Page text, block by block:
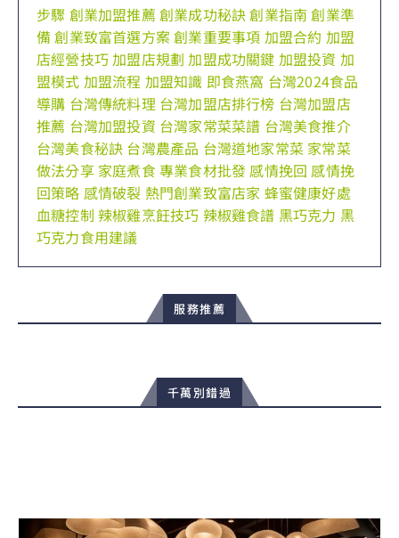
步驟 創業加盟推薦 創業成功秘訣創業指南 創業準
備創業致富首選方案創業重要事項 加盟合約 加盟
店經營技巧加盟店規劃 加盟成功關鍵 加盟投資 加
盟模式 加盟流程 加盟知識 即食燕窩 台灣2024食品
導購 台灣傳統料理 台灣加盟店排行榜 台灣加盟店
推薦 台灣加盟投資 台灣家常菜菜譜 台灣美食推介
台灣美食秘訣 台灣農產品 台灣道地家常菜 家常菜
做法分享 家庭煮食專業食材批發感情挽回 感情挽
回策略 感情破裂 熱門創業致富店家 蜂蜜健康好處
血糖控制 辣椒雞烹飪技巧 辣椒雞食譜 黑巧克力 黑
巧克力食用建議
服務推薦
千萬別錯過